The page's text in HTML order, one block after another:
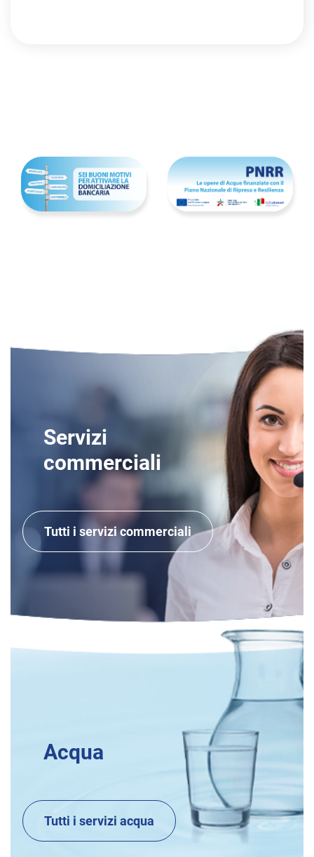
Servizi
commerciali
Tutti i servizi commerciali
Acqua
Tutti i servizi acqua